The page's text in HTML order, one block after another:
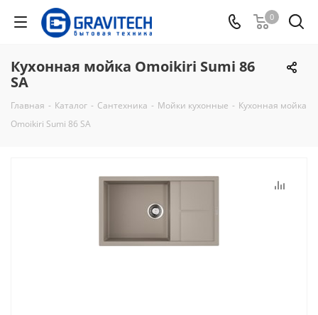
0
Кухонная мойка Omoikiri Sumi 86
SA
Главная - Каталог - Сантехника - Мойки кухонные - Кухонная мойка
Omoikiri Sumi 86 SA